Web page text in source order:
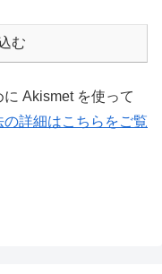
む
Akismet を使って
詳細はこちらをご覧